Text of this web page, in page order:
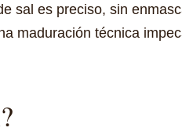
sal es preciso, sin
maduración técnica